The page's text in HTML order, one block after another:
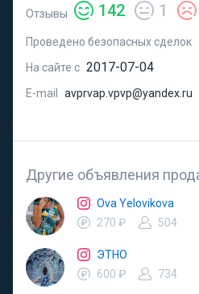
Отзывы 142 1
Проведено безопасных сделок
На сайте с 2017-07-04
E-mail avprvap.vpvp@yandex.ru
Другие объявления
Ova Yelovikova
270 ₽
504
ЭТНО
600 ₽
734